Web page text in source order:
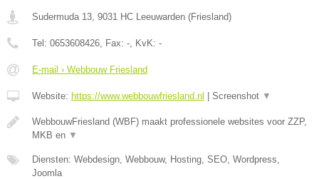
Sudermuda 13, 9031 HC Leeuwarden (Friesland)
Tel: 0653608426, Fax: -, KvK: -
E-mail › Webbouw Friesland
Website: https://www.webbouwfriesland.nl Screenshot ▼
WebbouwFriesland (WBF) maakt professionele websites voor ZZP,
MKB en ▼
Diensten: Webdesign, Webbouw, Hosting, SEO, Wordpress,
Joomla